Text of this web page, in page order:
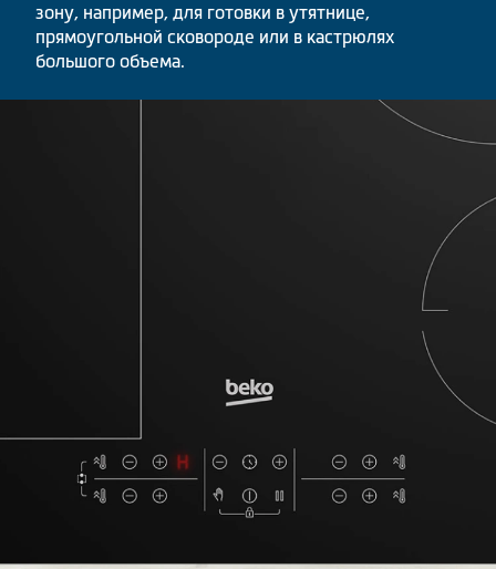
зону, например, для готовки в утятнице,
прямоугольной сковороде или в кастрюлях
большого объема.